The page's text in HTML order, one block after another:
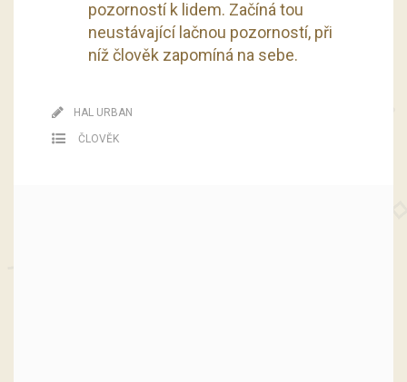
pozorností k lidem. Začíná tou
neustávající lačnou pozorností, při
níž člověk zapomíná na sebe.
HAL URBAN
ČLOVĚK